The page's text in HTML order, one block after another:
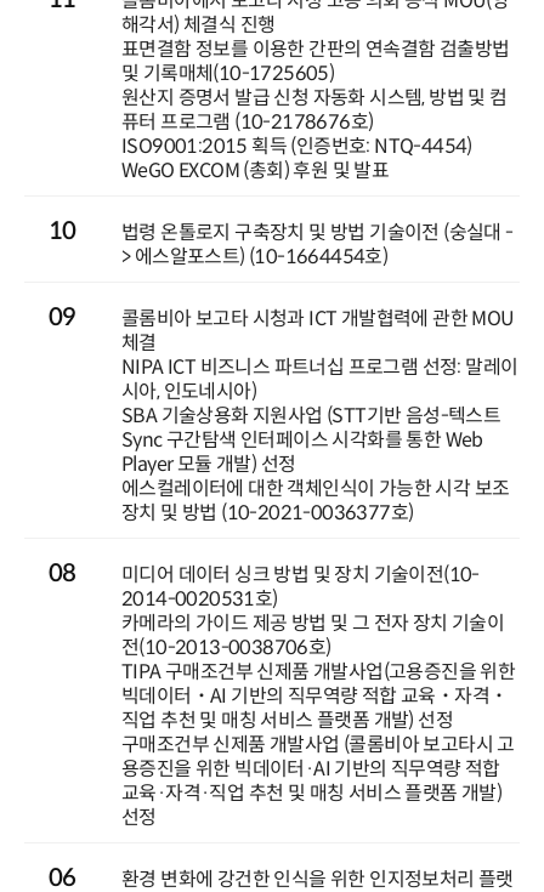
해각서) 체결식 진행
표면결함 정보를 이용한 간판의 연속결함 검출방법
및 기록매체(10-1725605)
원산지 증명서 발급 신청 자동화 시스템, 방법 및 컴
퓨터 프로그램 (10-2178676호)
ISO9001:2015 획득 (인증번호: NTQ-4454)
WeGO EXCOM (총회) 후원 및 발표
10
법령 온톨로지 구축장치 및 방법 기술이전 (숭실대 -
> 에스알포스트) (10-1664454호)
09
콜롬비아 보고타 시청과 ICT 개발협력에 관한 MOU
체결
NIPA ICT 비즈니스 파트너십 프로그램 선정: 말레이
시아, 인도네시아)
SBA 기술상용화 지원사업 (STT기반 음성-텍스트
Sync 구간탐색 인터페이스 시각화를 통한 Web
Player 모듈 개발) 선정
에스컬레이터에 대한 객체인식이 가능한 시각 보조
장치 및 방법 (10-2021-0036377호)
08
미디어 데이터 싱크 방법 및 장치 기술이전(10-
2014-0020531호)
카메라의 가이드 제공 방법 및 그 전자 장치 기술이
전(10-2013-0038706호)
TIPA 구매조건부 신제품 개발사업(고용증진을 위한
빅데이터˙AI 기반의 직무역량 적합 교육˙자격˙
직업 추천 및 매칭 서비스 플랫폼 개발) 선정
구매조건부 신제품 개발사업 (콜롬비아 보고타시 고
용증진을 위한 빅데이터·AI 기반의 직무역량 적합
교육·자격·직업 추천 및 매칭 서비스 플랫폼 개발)
선정
06
환경 변화에 강건한 인식을 위한 인지정보처리 플랫